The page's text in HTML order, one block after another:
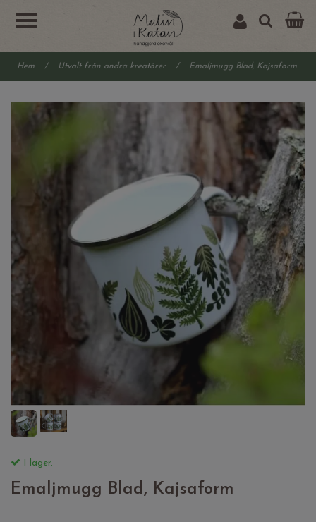
Hem / Utvalt från andra kreatörer / Emaljmugg Blad, Kajsaform
I lager.
Emaljmugg Blad, Kajsaform